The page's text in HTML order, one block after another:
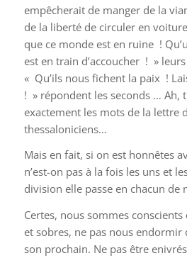
empêcherait de manger de la
de la liberté de circuler en
que ce monde est en ruine !
est en train d’accoucher ! »
« Qu’ils nous fichent la paix !
! » répondent les seconds … Ah,
exactement les mots de la lettre
thessaloniciens…
Mais en fait, si on est honnêtes
n’est-on pas à la fois les uns et
division elle passe en chacun de
Certes, nous sommes
et sobres, ne pas nous endormir
son prochain. Ne pas être